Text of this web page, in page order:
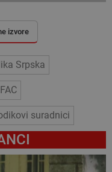
izvore
Srpska
suradnici